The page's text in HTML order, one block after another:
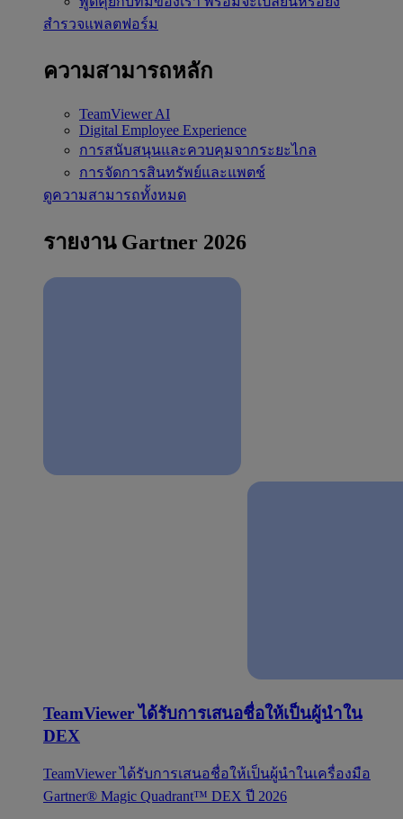
สำรวจแพลตฟอร์ม
ความสามารถหลัก
TeamViewer AI
Digital Employee Experience
การสนับสนุนและควบคุมจากระยะไกล
การจัดการสินทรัพย์และแพตช์
ดูความสามารถทั้งหมด
รายงาน Gartner 2026
TeamViewer ได้รับการเสนอชื่อให้เป็นผู้นำใน
DEX
TeamViewer ได้รับการเสนอชื่อให้เป็นผู้นำในเครื่องมือ
Gartner® Magic Quadrant™ DEX ปี 2026